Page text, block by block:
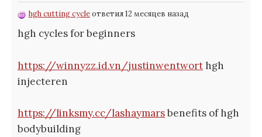
hgh cutting cycleответил 12 месяцев назад
hgh cycles for beginners
https://winnyzz.id.vn/justinwentworthgh
injecteren
https://linksmy.cc/lashaymarsbenefits of hgh
bodybuilding